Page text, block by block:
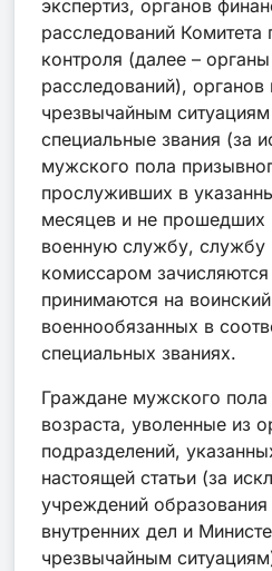
экспертиз, органов
расследований Комитета
контроля (далее –
расследований),
чрезвычайным
специальные звания (за
мужского пола
прослуживших в
месяцев и не прошедших
военную службу, службу
комиссаром зачисляются
принимаются на
военнообязанных в
специальных званиях.
Граждане мужского пола
возраста, уволенные из
подразделений,
настоящей статьи (за
учреждений образования
внутренних дел и
чрезвычайным